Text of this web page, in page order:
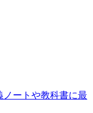
ノートや教科書に最